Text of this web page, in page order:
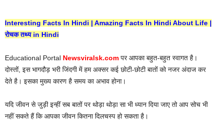
Interesting Facts In Hindi | Amazing Facts In Hindi About Life |
रोचक तथ्य in Hindi
Educational Portal Newsviralsk.com पर आपका बहुत-बहुत स्वागत है।
दोस्तों, इस भागदौड़ भरी जिंदगी में हम अक्सर कई छोटी-छोटी बातों को नजर अंदाज कर
देते है। इसका मुख्य कारण है समय का अभाव होना।
यदि जीवन से जुड़ी इन्हीं सब बातों पर थोड़ा थोड़ा सा भी ध्यान दिया जाए तो आप सोच भी
नहीं सकते हैं कि आपका जीवन कितना दिलचस्प हो सकता है।